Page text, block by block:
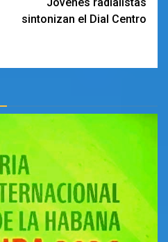
sintonizan el Dial Centro